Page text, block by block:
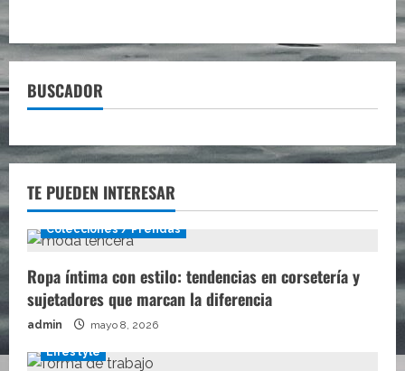
BUSCADOR
TE PUEDEN INTERESAR
Colecciones / Prendas
Ropa íntima con estilo: tendencias en corsetería y
sujetadores que marcan la diferencia
admin mayo 8, 2026
Lifestyle